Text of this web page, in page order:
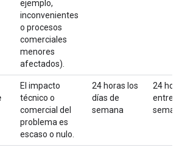
ejemplo,
inconvenientes
o procesos
comerciales
menores
afectados).
El impacto
técnico o
comercial del
problema es
escaso o nulo.
24 horas los
días de
semana
24
entre